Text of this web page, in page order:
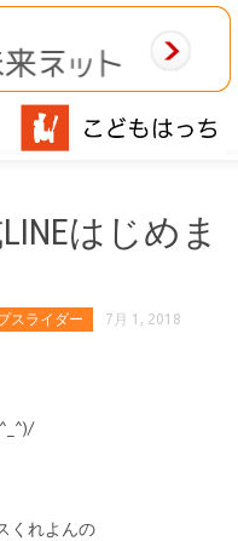
はじめま
スライダー 7月 1, 2018
くれよんの